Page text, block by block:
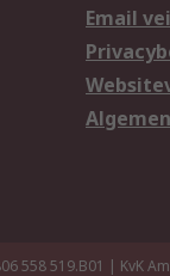
Email
558 519.B01 | KvK